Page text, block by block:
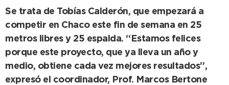
Se trata de Tobías Calderón, que empezará a
competir en Chaco este fin de semana en 25
metros libres y 25 espalda. “Estamos felices
porque este proyecto, que ya lleva un año y
medio, obtiene cada vez mejores resultados”,
expresó el coordinador, Prof. Marcos Bertone